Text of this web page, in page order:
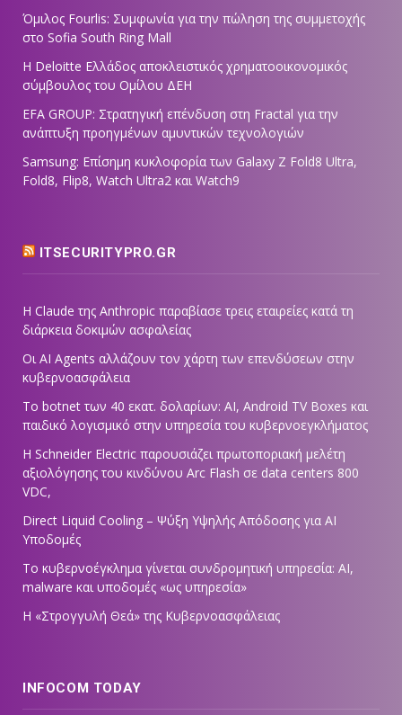
Όμιλος Fourlis: Συμφωνία για την πώληση της συμμετοχής
στο Sofia South Ring Mall
Η Deloitte Ελλάδος αποκλειστικός χρηματοοικονομικός
σύμβουλος του Ομίλου ΔΕΗ
EFA GROUP: Στρατηγική επένδυση στη Fractal για την
ανάπτυξη προηγμένων αμυντικών τεχνολογιών
Samsung: Επίσημη κυκλοφορία των Galaxy Z Fold8 Ultra,
Fold8, Flip8, Watch Ultra2 και Watch9
ITSECURITYPRO.GR
Η Claude της Anthropic παραβίασε τρεις εταιρείες κατά τη
διάρκεια δοκιμών ασφαλείας
Οι AI Agents αλλάζουν τον χάρτη των επενδύσεων στην
κυβερνοασφάλεια
Το botnet των 40 εκατ. δολαρίων: AI, Android TV Boxes και
παιδικό λογισμικό στην υπηρεσία του κυβερνοεγκλήματος
Η Schneider Electric παρουσιάζει πρωτοποριακή μελέτη
αξιολόγησης του κινδύνου Arc Flash σε data centers 800
VDC,
Direct Liquid Cooling – Ψύξη Υψηλής Απόδοσης για AI
Υποδομές
Το κυβερνοέγκλημα γίνεται συνδρομητική υπηρεσία: AI,
malware και υποδομές «ως υπηρεσία»
Η «Στρογγυλή Θεά» της Κυβερνοασφάλειας
INFOCOM TODAY